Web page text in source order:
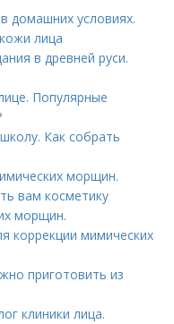
домашних условиях.
лица
в древней руси.
Популярные
Как собрать
морщин.
вам косметику
морщин.
коррекции мимических
приготовить из
клиники лица.